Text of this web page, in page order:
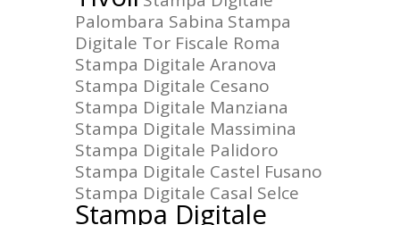
Palombara Sabina Stampa
Digitale Tor Fiscale Roma
Stampa Digitale Aranova
Stampa Digitale Cesano
Stampa Digitale Manziana
Stampa Digitale Massimina
Stampa Digitale Palidoro
Stampa Digitale Castel Fusano
Stampa Digitale Casal Selce
Stampa Digitale